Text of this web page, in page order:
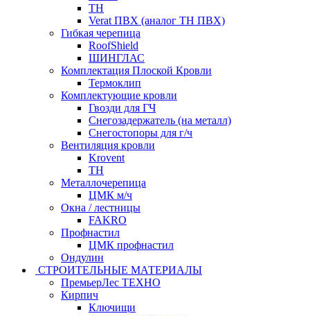
ТН
Verat ПВХ (аналог ТН ПВХ)
Гибкая черепица
RoofShield
ШИНГЛАС
Комплектация Плоской Кровли
Термоклип
Комплектующие кровли
Гвозди для ГЧ
Снегозадержатель (на металл)
Снегостопоры для г/ч
Вентиляция кровли
Krovent
ТН
Металлочерепица
ЦМК м/ч
Окна / лестницы
FAKRO
Профнастил
ЦМК профнастил
Ондулин
СТРОИТЕЛЬНЫЕ МАТЕРИАЛЫ
ПремьерЛес ТЕХНО
Кирпич
Ключищи